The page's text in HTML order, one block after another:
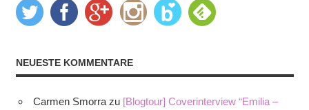
NEUESTE KOMMENTARE
Carmen Smorra zu [Blogtour] Coverinterview “Emilia –